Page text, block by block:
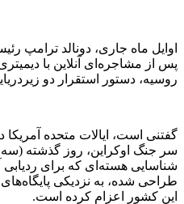
اوایل ماه جاری، دونالد ترامپ
پس از مشاجره‌ای آنلاین با
روسیه، دستور استقرار دو
گفتنی است، ایالات متحده
سر جنگ اوکراین، روز گذشته (سه
شناسایی هسته‌ای که برای
طراحی شده، به نزدیکی
این کشور اعزام کرده است.